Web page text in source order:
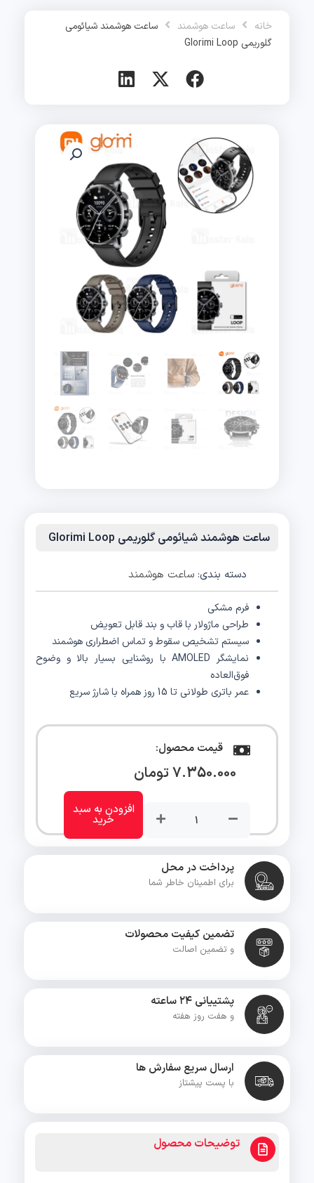
خانه ساعت هوشمند
ساعت هوشمند شیائومی
گلوریمی Glorimi Loop
ساعت هوشمند شیائومی گلوریمی Glorimi Loop
دسته بندی: ساعت هوشمند
فرم مشکی
طراحی ماژولار با قاب و بند قابل تعویض
سیستم تشخیص سقوط و تماس اضطراری هوشمند
نمایشگر AMOLED با روشنایی بسیار بالا و وضوح
فوق‌العاده
عمر باتری طولانی تا 15 روز همراه با شارژ سریع
قیمت محصول:
7.350.000تومان
شیائومی
Glorimi
Loop
عدد
افزودن به سبد
خرید
پرداخت در محل
برای اطمینان خاطر شما
تضمین کیفیت محصولات
و تضمین اصالت
پشتییانی ۲۴ ساعته
و هفت روز هفته
ارسال سریع سفارش ها
با پست پیشتاز
توضیحات محصول